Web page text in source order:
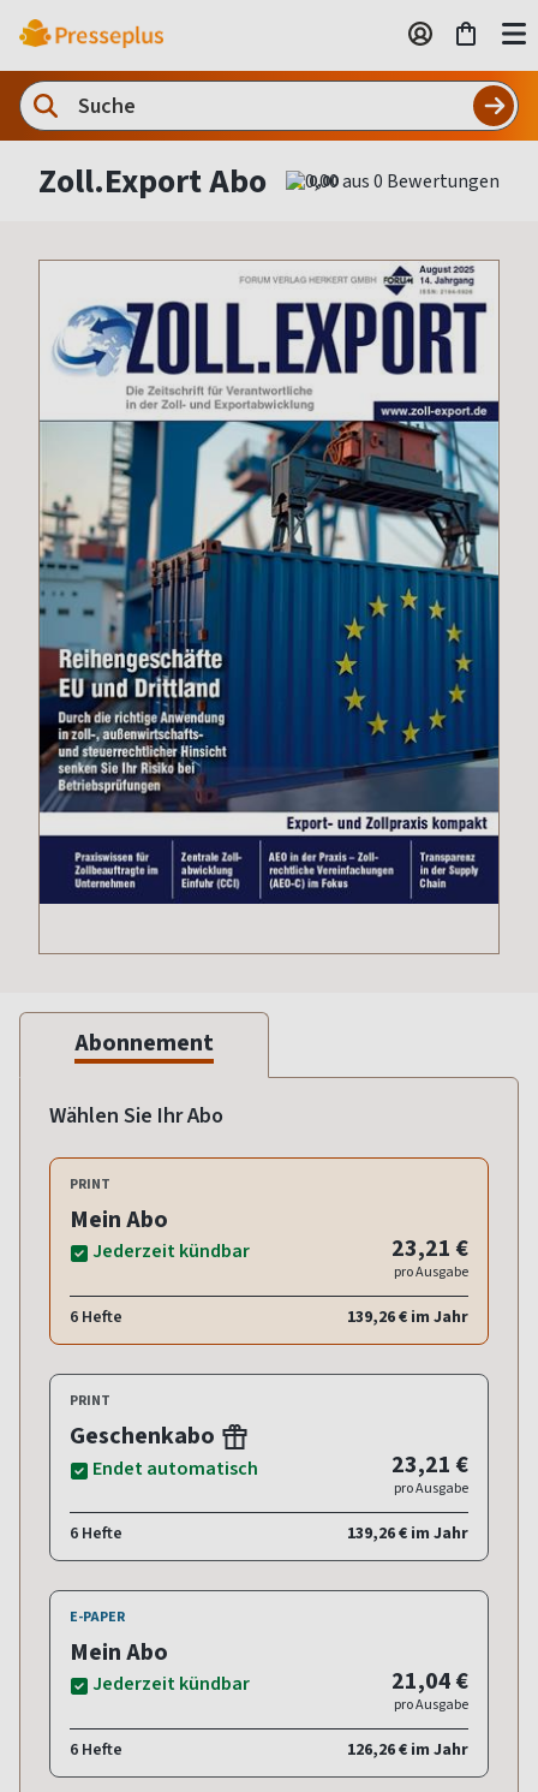
Zoll.Export Abo 0,00
Abonnement
Wählen Sie Ihr Abo
PRINT
Mein Abo
Jederzeit kündbar 23,21 €
pro Ausgabe
6 Hefte 139,26 € im Jahr
PRINT
Geschenkabo
Endet automatisch 23,21 €
pro Ausgabe
6 Hefte 139,26 € im Jahr
E-PAPER
Mein Abo
Jederzeit kündbar 21,04 €
pro Ausgabe
6 Hefte 126,26 € im Jahr